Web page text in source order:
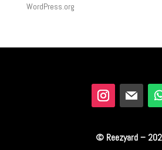
WordPress.org
© Reezyard –